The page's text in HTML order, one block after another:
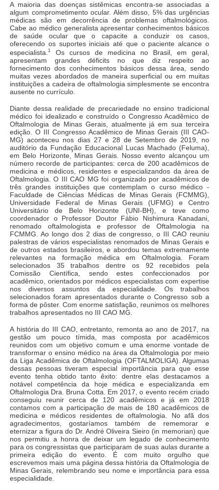
A maioria das doenças sistêmicas encontra-se associadas a
algum comprometimento ocular. Além disso, 5% das urgências
médicas são em decorrência de problemas oftalmológicos.
Cabe ao médico generalista apresentar conhecimentos básicos
de saúde ocular que o capacite a conduzir os casos,
oferecendo os suportes iniciais até que o paciente alcance o
especialista. 1
Os cursos de medicina no Brasil, em geral,
apresentam grandes déficits no que diz respeito ao
fornecimento dos conhecimentos básicos dessa área, sendo
muitas vezes abordados de maneira superficial ou em muitas
instituições a cadeira de oftalmologia simplesmente se encontra
ausente no currículo.
Diante dessa realidade de precariedade no ensino tradicional
médico foi idealizado e construído o Congresso Acadêmico de
Oftalmologia de Minas Gerais, atualmente já em sua terceira
edição. O III Congresso Acadêmico de Minas Gerais (III CAO-
MG) aconteceu nos dias 27 e 28 de Setembro de 2019, no
auditório da Fundação Educacional Lucas Machado (Feluma),
em Belo Horizonte, Minas Gerais. Nosso evento alcançou um
número recorde de participantes: cerca de 200 acadêmicos de
medicina e médicos, residentes e especializandos da área de
Oftalmologia. O III CAO MG foi organizado por acadêmicos de
três grandes instituições que contemplam o curso médico -
Faculdade de Ciências Médicas de Minas Gerais (FCMMG),
Universidade Federal de Minas Gerais (UFMG) e Centro
Universitário de Belo Horizonte (UNI-BH), e teve como
coordenador o Professor Doutor Fábio Nishimura Kanadani,
renomado oftalmologista e professor de Oftalmologia na
FCMMG. Ao longo dos 2 dias de congresso, o III CAO reuniu
palestras de vários especialistas renomados de Minas Gerais e
de outros estados brasileiros, e abordou temas extremamente
relevantes na formação médica em Oftalmologia. Foram
selecionados 35 trabalhos dentre os 92 recebidos pela
Comissão Científica, sendo estes confeccionados por
acadêmico, orientados por médicos especialistas com expertise
nos diversos assuntos da especialidade. Os trabalhos
selecionados foram apresentados durante o Congresso sob a
forma de pôster. Com enorme satisfação, reunimos os melhores
trabalhos apresentados no III CAO MG.
A história do III CAO, entretanto, remonta ao ano de 2017, na
gestão um pouco tímida, mas composta por acadêmicos
reunidos com um objetivo comum e uma enorme vontade de
transformar o ensino médico na área da Oftalmologia por meio
da Liga Acadêmica de Oftalmologia (OFTALMOLIGA). Algumas
dessas pessoas tiveram especial importância para que esse
evento tenha obtido tanto êxito: dentre elas destacamos a
notável competência da hoje médica e especializanda em
Oftalmologia Dra. Bruna Cotta. Em 2017, o evento recém criado
conseguiu reunir cerca de 120 acadêmicos e já em 2018
contamos com a participação de mais de 180 acadêmicos de
medicina e médicos residentes de oftalmologia. No afã dos
agradecimentos, gostaríamos também de rememorar e
eternizar a figura do Dr. André Oliveira Sieiro (in memorian) que
nos permitiu a honra de deixar um legado de conhecimento
para os congressistas que participaram de suas aulas durante a
primeira edição do evento. É com muito orgulho que
escrevemos mais uma página dessa história da Oftalmologia de
Minas Gerais, relembrando seu nome e importância para essa
especialidade.